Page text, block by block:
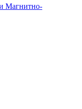
Магнитно-